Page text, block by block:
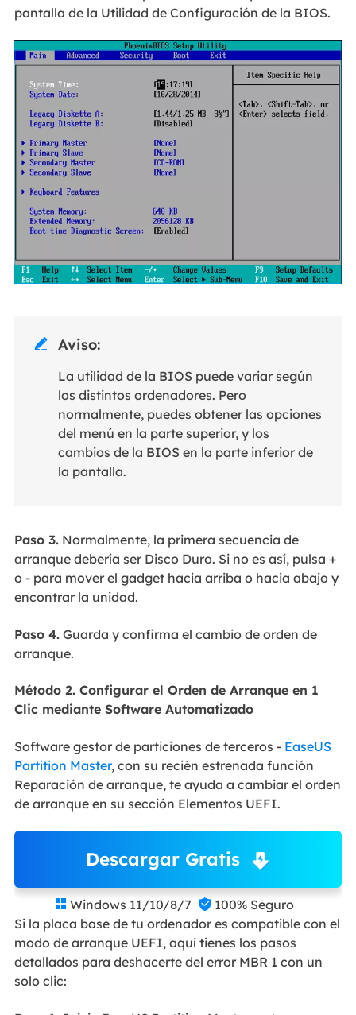
pantalla de la Utilidad de Configuración de la BIOS.
 Aviso:
La utilidad de la BIOS puede variar según
los distintos ordenadores. Pero
normalmente, puedes obtener las opciones
del menú en la parte superior, y los
cambios de la BIOS en la parte inferior de
la pantalla.
Paso 3.Normalmente, la primera secuencia de
arranque debería ser Disco Duro. Si no es así, pulsa +
o - para mover el gadget hacia arriba o hacia abajo y
encontrar la unidad.
Paso 4.Guarda y confirma el cambio de orden de
arranque.
Método 2. Configurar el Orden de Arranque en 1
Clic mediante Software Automatizado
Software gestor de particiones de terceros - EaseUS
Partition Master, con su recién estrenada función
Reparación de arranque, te ayuda a cambiar el orden
de arranque en su sección Elementos UEFI.
Descargar Gratis
 Windows 11/10/8/7  100% Seguro
Si la placa base de tu ordenador es compatible con el
modo de arranque UEFI, aquí tienes los pasos
detallados para deshacerte del error MBR 1 con un
solo clic: